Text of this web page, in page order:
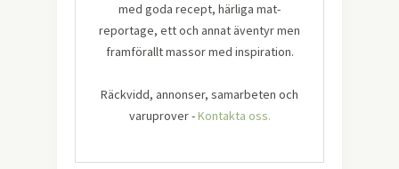
med goda recept, härliga mat-
reportage, ett och annat äventyr men
framförallt massor med inspiration.
Räckvidd, annonser, samarbeten och
varuprover -Kontakta oss.